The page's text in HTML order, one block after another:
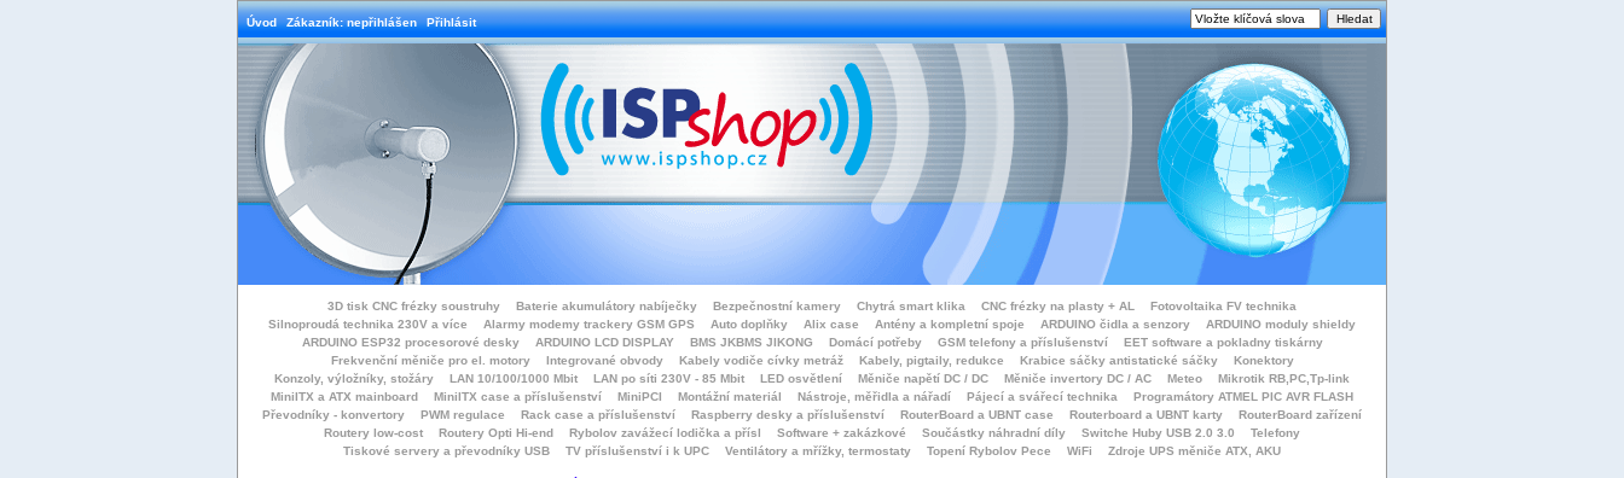
Úvod Zákazník: nepřihlášen Přihlásit
3D tisk CNC frézky soustruhy Baterie akumulátory nabíječky Bezpečnostní kamery Chytrá smart klika CNC frézky na plasty + AL
Fotovoltaika FV technika
Silnoproudá technika 230V a více
Alarmy modemy trackery GSM GPS Auto doplňky Alix case Antény a kompletní spoje ARDUINO čidla a senzory
ARDUINO moduly shieldy
ARDUINO ESP32 procesorové desky
ARDUINO LCD DISPLAY BMS JKBMS JIKONG Domácí potřeby GSM telefony a příslušenství
EET software a pokladny tiskárny
Frekvenční měniče pro el. motory
Integrované obvody Kabely vodiče cívky metráž Kabely, pigtaily, redukce Krabice sáčky antistatické sáčky
Konektory
Konzoly, výložníky, stožáry
LAN 10/100/1000 Mbit LAN po síti 230V - 85 Mbit LED osvětlení Měniče napětí DC / DC Měniče invertory DC / AC Meteo
Mikrotik RB,PC,Tp-link
MiniITX a ATX mainboard
MiniITX case a příslušenství MiniPCI Montážní materiál Nástroje, měřidla a nářadí Pájecí a svářecí technika
Programátory ATMEL PIC AVR FLASH
Převodníky - konvertory
PWM regulace Rack case a příslušenství Raspberry desky a příslušenství RouterBoard a UBNT case Routerboard a UBNT karty
RouterBoard zařízení
Routery low-cost
Routery Opti Hi-end Rybolov zavážecí lodička a přísl Software + zakázkové Součástky náhradní díly Switche Huby USB 2.0 3.0
Telefony
Tiskové servery a převodníky USB
TV příslušenství i k UPC Ventilátory a mřížky, termostaty Topení Rybolov Pece WiFi Zdroje UPS měniče ATX, AKU